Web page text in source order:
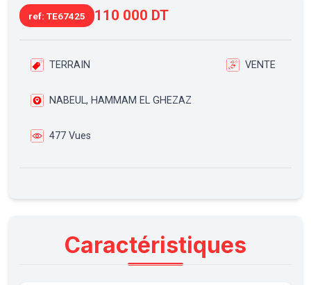
ref: TE67425 110 000 DT
TERRAIN VENTE
NABEUL, HAMMAM EL GHEZAZ
477 Vues
Caractéristiques